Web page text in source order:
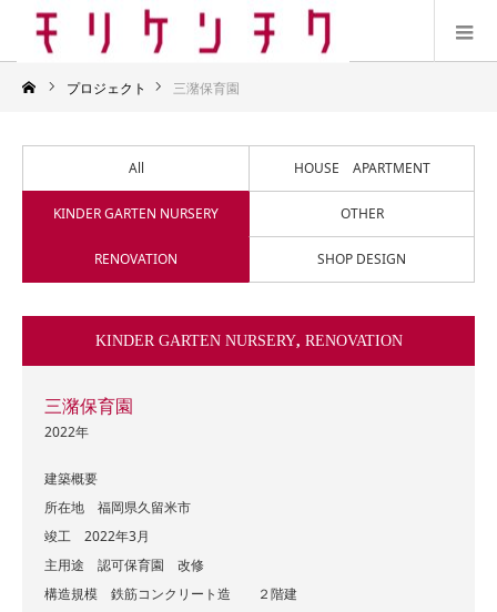
プロジェクト 三潴保育園
All HOUSE APARTMENT
KINDER GARTEN NURSERY OTHER
RENOVATION SHOP DESIGN
KINDER GARTEN NURSERY, RENOVATION
三潴保育園
2022年
建築概要
所在地 福岡県久留米市
竣工 2022年3月
主用途 認可保育園 改修
構造規模 鉄筋コンクリート造 ２階建